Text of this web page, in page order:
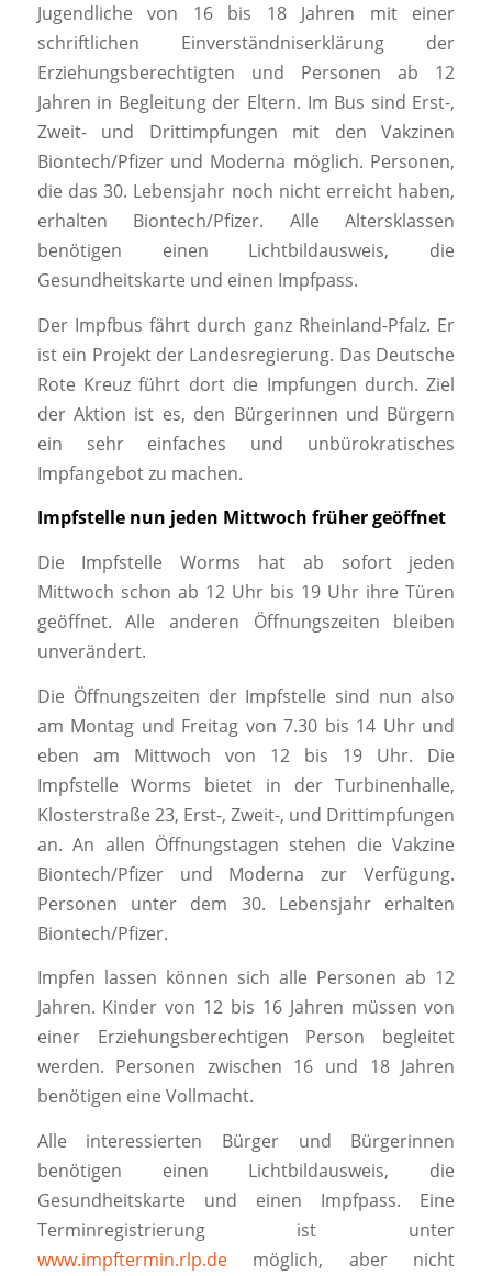
Jugendliche von 16 bis 18 Jahren mit einer
schriftlichen Einverständniserklärung der
Erziehungsberechtigten und Personen ab 12
Jahren in Begleitung der Eltern. Im Bus sind Erst-,
Zweit- und Drittimpfungen mit den Vakzinen
Biontech/Pfizer und Moderna möglich. Personen,
die das 30. Lebensjahr noch nicht erreicht haben,
erhalten Biontech/Pfizer. Alle Altersklassen
benötigen einen Lichtbildausweis, die
Gesundheitskarte und einen Impfpass.
Der Impfbus fährt durch ganz Rheinland-Pfalz. Er
ist ein Projekt der Landesregierung. Das Deutsche
Rote Kreuz führt dort die Impfungen durch. Ziel
der Aktion ist es, den Bürgerinnen und Bürgern
ein sehr einfaches und unbürokratisches
Impfangebot zu machen.
Impfstelle nun jeden Mittwoch früher geöffnet
Die Impfstelle Worms hat ab sofort jeden
Mittwoch schon ab 12 Uhr bis 19 Uhr ihre Türen
geöffnet. Alle anderen Öffnungszeiten bleiben
unverändert.
Die Öffnungszeiten der Impfstelle sind nun also
am Montag und Freitag von 7.30 bis 14 Uhr und
eben am Mittwoch von 12 bis 19 Uhr. Die
Impfstelle Worms bietet in der Turbinenhalle,
Klosterstraße 23, Erst-, Zweit-, und Drittimpfungen
an. An allen Öffnungstagen stehen die Vakzine
Biontech/Pfizer und Moderna zur Verfügung.
Personen unter dem 30. Lebensjahr erhalten
Biontech/Pfizer.
Impfen lassen können sich alle Personen ab 12
Jahren. Kinder von 12 bis 16 Jahren müssen von
einer Erziehungsberechtigen Person begleitet
werden. Personen zwischen 16 und 18 Jahren
benötigen eine Vollmacht.
Alle interessierten Bürger und Bürgerinnen
benötigen einen Lichtbildausweis, die
Gesundheitskarte und einen Impfpass. Eine
Terminregistrierung ist unter
www.impftermin.rlp.demöglich, aber nicht